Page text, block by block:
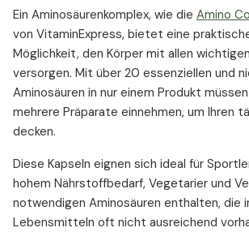
Ein Aminosäurenkomplex, wie die Amino
von VitaminExpress, bietet eine
Möglichkeit, den Körper mit allen
versorgen. Mit über 20 essenziellen und
Aminosäuren in nur einem Produkt
mehrere Präparate einnehmen, um Ihren
decken.
Diese Kapseln eignen sich ideal für
hohem Nährstoffbedarf, Vegetarier und
notwendigen Aminosäuren enthalten, die
Lebensmitteln oft nicht ausreichend